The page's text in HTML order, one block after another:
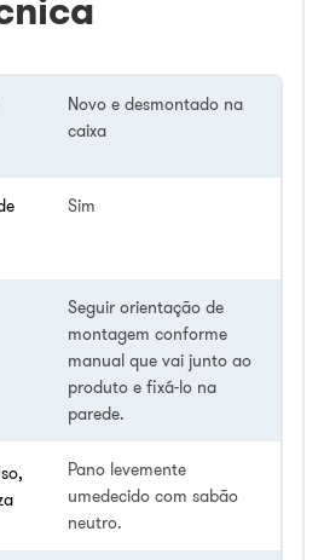
Novo e desmontado na
caixa
Sim
Seguir orientação de
montagem conforme
manual que vai junto ao
produto e fixá-lo na
parede.
Pano levemente
umedecido com sabão
neutro.